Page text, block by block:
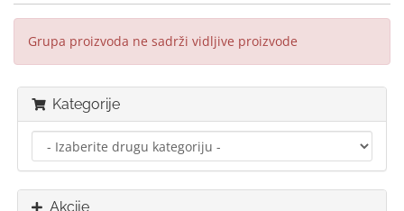
Grupa proizvoda ne sadrži vidljive proizvode
Kategorije
Akcije